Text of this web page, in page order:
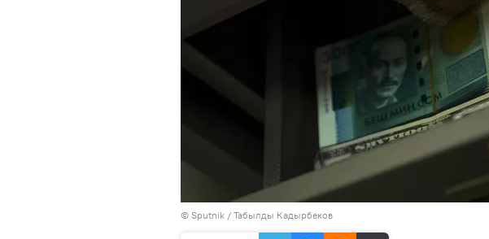
© Sputnik / Табылды Кадырбеков